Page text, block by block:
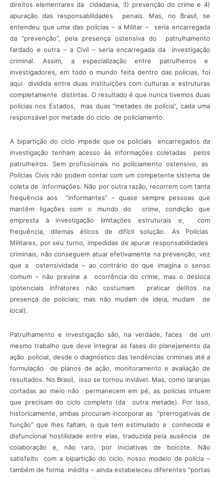
direitos elementares da cidadania, 3) prevenção do crime e 4)
apuração das responsabilidades penais. Mas, no Brasil, se
entendeu que uma das polícias – a Militar – seria encarregada
da “prevenção”, pela presença ostensiva do patrulhamento
fardado e outra – a Civil – seria encarregada da investigação
criminal. Assim, a especialização entre patrulheiros e
investigadores, em todo o mundo feita dentro das polícias, foi
aqui dividida entre duas instituições com culturas e estruturas
completamente distintas. O resultado é que nunca tivemos duas
polícias nos Estados, mas duas “metades de polícia”, cada uma
responsável por metade do ciclo de policiamento.
A bipartição do ciclo impede que os policiais encarregados da
investigação tenham acesso às informações coletadas pelos
patrulheiros. Sem profissionais no policiamento ostensivo, as
Polícias Civis não podem contar com um competente sistema de
coleta de informações. Não por outra razão, recorrem com tanta
frequência aos “informantes” – quase sempre pessoas que
mantêm ligações com o mundo do crime, condição que
empresta à investigação limitações estruturais e, com
frequência, dilemas éticos de difícil solução. As Polícias
Militares, por seu turno, impedidas de apurar responsabilidades
criminais, não conseguem atuar efetivamente na prevenção, vez
que a ostensividade – ao contrário do que imagina o senso
comum – não previne a ocorrência do crime, mas o desloca
(potenciais infratores não costumam praticar delitos na
presença de policiais; mas não mudam de ideia, mudam de
local).
Patrulhamento e investigação são, na verdade, faces de um
mesmo trabalho que deve integrar as fases do planejamento da
ação policial, desde o diagnóstico das tendências criminais até a
formulação de planos de ação, monitoramento e avaliação de
resultados. No Brasil, isso se tornou inviável. Mas, como laranjas
cortadas ao meio não permanecem em pé, as polícias intuem
que precisam do ciclo completo (da outra metade). Por isso,
historicamente, ambas procuram incorporar as “prerrogativas de
função” que lhes faltam, o que tem estimulado a conhecida e
disfuncional hostilidade entre elas, traduzida pela ausência de
colaboração e, não raro, por iniciativas de boicote. Não
satisfeito com a bipartição do ciclo, nosso modelo de polícia –
também de forma inédita – ainda estabeleceu diferentes “portas